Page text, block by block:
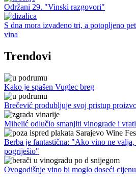
Održani 29. "Vinski razgovori"
S dna mora izvađeno tri, a potopljeno
vina
Trendovi
Kako je spašen Vuglec breg
Brečević produbljuje svoj pristup
Mihelić odlučio smanjiti vinograde i
Berba je fantastična: "Ako vino ne
pogriješio"
Ovogodišnje vino bi moglo doseći